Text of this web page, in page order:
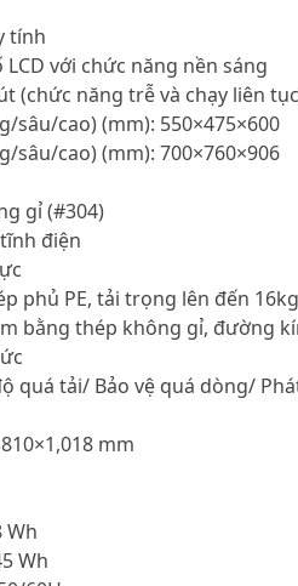
tính
với chức năng nền sáng
(chức năng trễ và chạy liên
cao) (mm): 550×475×600
sâu/cao) (mm): 700×760×906
gỉ (#304)
điện
phủ PE, tải trọng lên đến
bằng thép không gỉ, đường
quá tải/ Bảo vệ quá dòng/
mm
Wh
Wh